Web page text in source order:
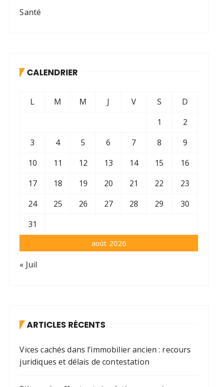
Santé
CALENDRIER
août 2026
L M M J V S
D
1
2
3
4 5 6 7 8
9
10
11 12 13 14 15
16
17
18 19 20 21 22
23
24
25 26 27 28 29
30
31
« Juil
ARTICLES RÉCENTS
Vices cachés dans l’immobilier ancien : recours
juridiques et délais de contestation